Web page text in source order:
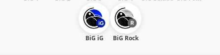
BiG iG BiG Rock